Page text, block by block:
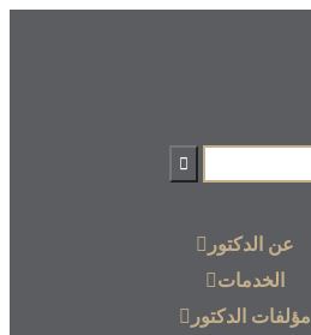
عن الدكتور
الخدمات
مؤلفات الدكتور